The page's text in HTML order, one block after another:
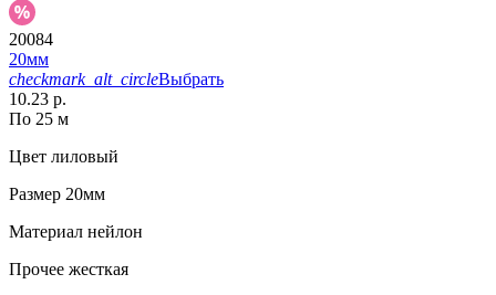
20084
20мм
checkmark_alt_circleВыбрать
10.23 р.
По 25 м
Цвет лиловый
Размер 20мм
Материал нейлон
Прочее жесткая